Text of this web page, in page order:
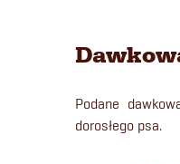
Podane
dorosłego psa.